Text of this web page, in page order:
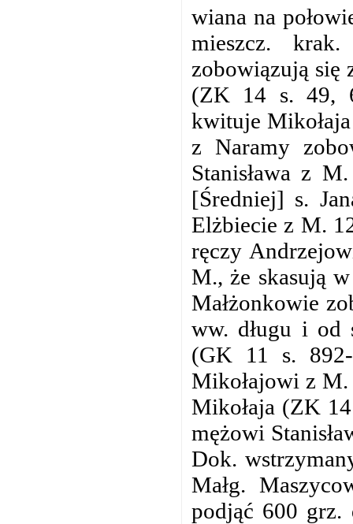
wiana na
mieszcz.
zobowiązują się
(ZK 14 s. 49,
kwituje
z Naramy
Stanisława z
[Średniej] s.
Elżbiecie z M.
ręczy
M., że skasują
Małżonkowie
ww. długu i od
(GK 11 s.
Mikołajowi z M.
Mikołaja (ZK
mężowi
Dok.
Małg.
podjąć 600 grz.